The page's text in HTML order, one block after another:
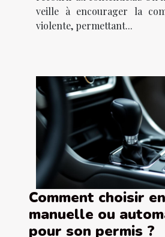
veille à encourager la
violente, permettant...
Comment choisir
manuelle ou
pour son permis ?